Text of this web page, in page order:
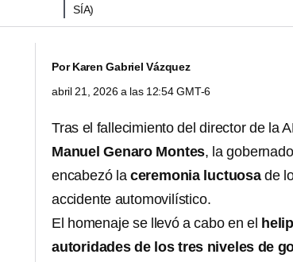
SÍA)
PorKaren Gabriel Vázquez
abril 21, 2026 a las 12:54 GMT-6
Tras el fallecimiento del director de la
Manuel Genaro Montes, la
encabezó la ceremonia luctuosade
accidente automovilístico.
El homenaje se llevó a cabo en el
autoridades de los tres niveles de